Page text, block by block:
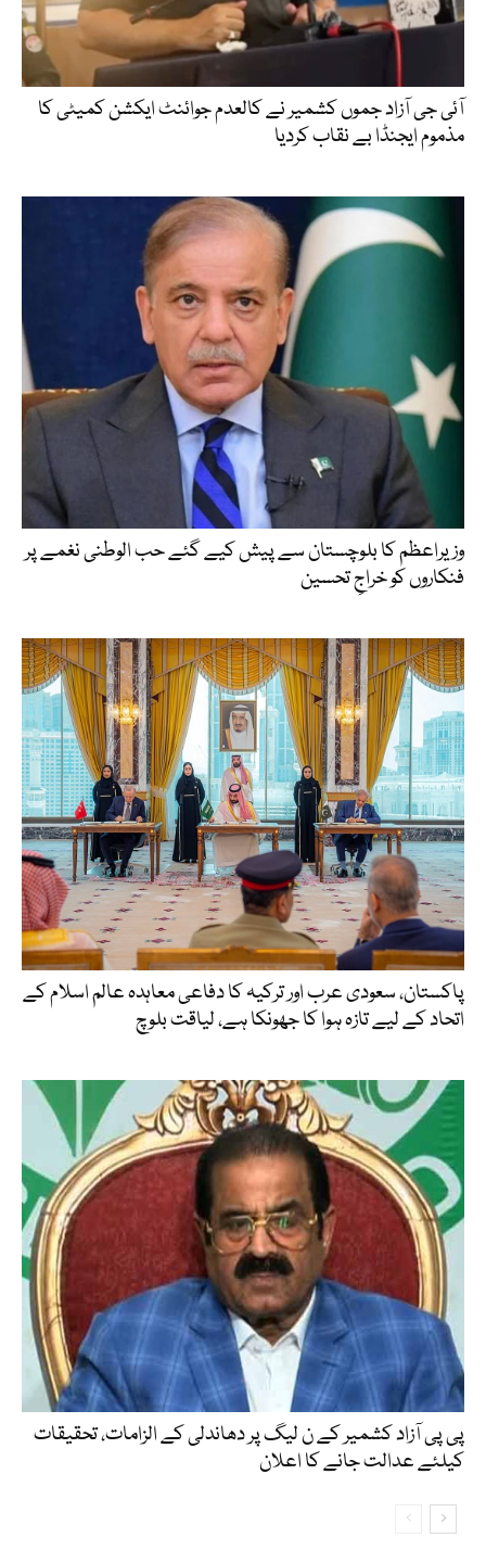
آئی جی آزاد جموں کشمیر نے کالعدم جوائنٹ ایکشن کمیٹی کا
مذموم ایجنڈا بے نقاب کردیا
وزیراعظم کا بلوچستان سے پیش کیے گئے حب الوطنی نغمے پر
فنکاروں کو خراجِ تحسین
پاکستان، سعودی عرب اور ترکیہ کا دفاعی معاہدہ عالم اسلام کے
اتحاد کے لیے تازہ ہوا کا جھونکا ہے، لیاقت بلوچ
پی پی آزاد کشمیر کے ن لیگ پر دھاندلی کے الزامات، تحقیقات
کیلئے عدالت جانے کا اعلان